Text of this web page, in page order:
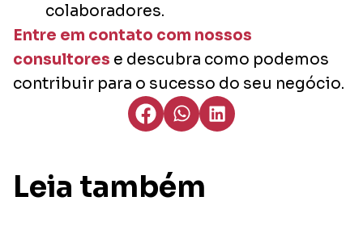
colaboradores.
Entre em contato com nossos
consultores e descubra como podemos
contribuir para o sucesso do seu negócio.
Leia também